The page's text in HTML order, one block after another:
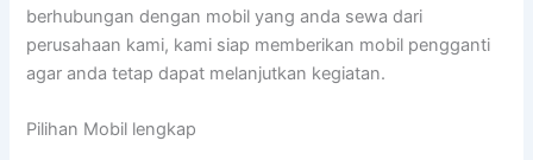
berhubungan dengan mobil yang anda sewa dari
perusahaan kami, kami siap memberikan mobil pengganti
agar anda tetap dapat melanjutkan kegiatan.
Pilihan Mobil lengkap